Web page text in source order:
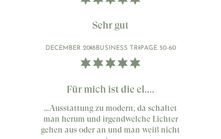
Sehr gut
DECEMBER 2018BUSINESS TRIPAGE 50-60
Für mich ist die el....
…Ausstattung zu modern, da schaltet
man herum und irgendwelche Lichter
gehen aus oder an und man weiß nicht